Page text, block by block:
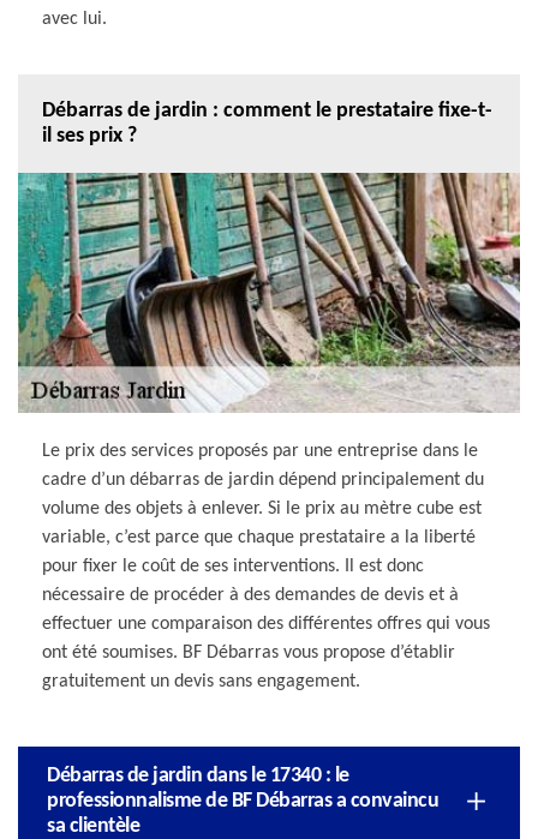
avec lui.
Débarras de jardin : comment le prestataire fixe-t-
il ses prix ?
Le prix des services proposés par une entreprise dans le
cadre d’un débarras de jardin dépend principalement du
volume des objets à enlever. Si le prix au mètre cube est
variable, c’est parce que chaque prestataire a la liberté
pour fixer le coût de ses interventions. Il est donc
nécessaire de procéder à des demandes de devis et à
effectuer une comparaison des différentes offres qui vous
ont été soumises. BF Débarras vous propose d’établir
gratuitement un devis sans engagement.
Débarras de jardin dans le 17340 : le
professionnalisme de BF Débarras a convaincu
sa clientèle